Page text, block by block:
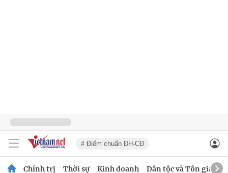
# Điểm chuẩn ĐH-CĐ
Chính trị Thời sự Kinh doanh Dân tộc và Tôn giáo